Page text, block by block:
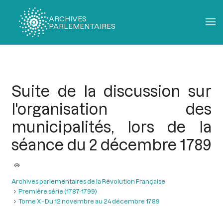
ARCHIVES
PARLEMENTAIRES
Suite de la discussion sur
l'organisation des
municipalités, lors de la
séance du 2 décembre 1789
Archives parlementaires de la Révolution Française
Première série (1787-1799)
Tome X - Du 12 novembre au 24 décembre 1789